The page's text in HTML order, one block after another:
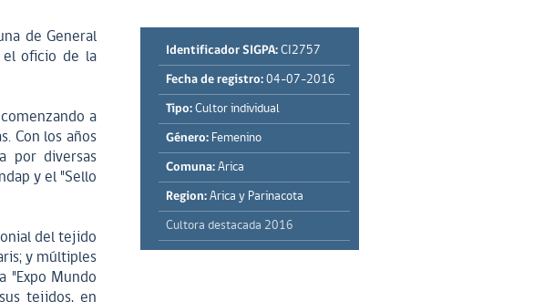
de General
el oficio de la
a
Con los años
por diversas
y el "Sello
del tejido
y múltiples
"Expo Mundo
tejidos, en
Identificador SIGPA: CI2757
Fecha de registro: 04-07-2016
Tipo: Cultor individual
Género: Femenino
Comuna: Arica
Region: Arica y Parinacota
Cultora destacada 2016